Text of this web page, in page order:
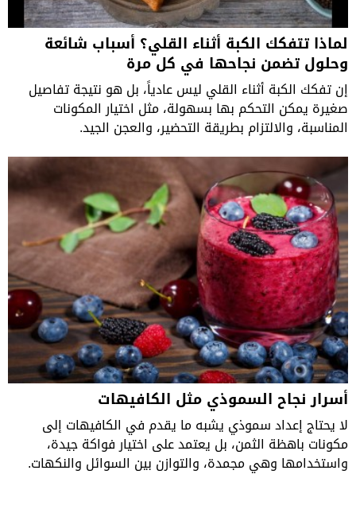
لماذا تتفكك الكبة أثناء القلي؟ أسباب شائعة
وحلول تضمن نجاحها في كل مرة
إن تفكك الكبة أثناء القلي ليس عادياً، بل هو نتيجة تفاصيل
صغيرة يمكن التحكم بها بسهولة، مثل اختيار المكونات
المناسبة، والالتزام بطريقة التحضير، والعجن الجيد.
أسرار نجاح السموذي مثل الكافيهات
لا يحتاج إعداد سموذي يشبه ما يقدم في الكافيهات إلى
مكونات باهظة الثمن، بل يعتمد على اختيار فواكة جيدة،
واستخدامها وهي مجمدة، والتوازن بين السوائل والنكهات.